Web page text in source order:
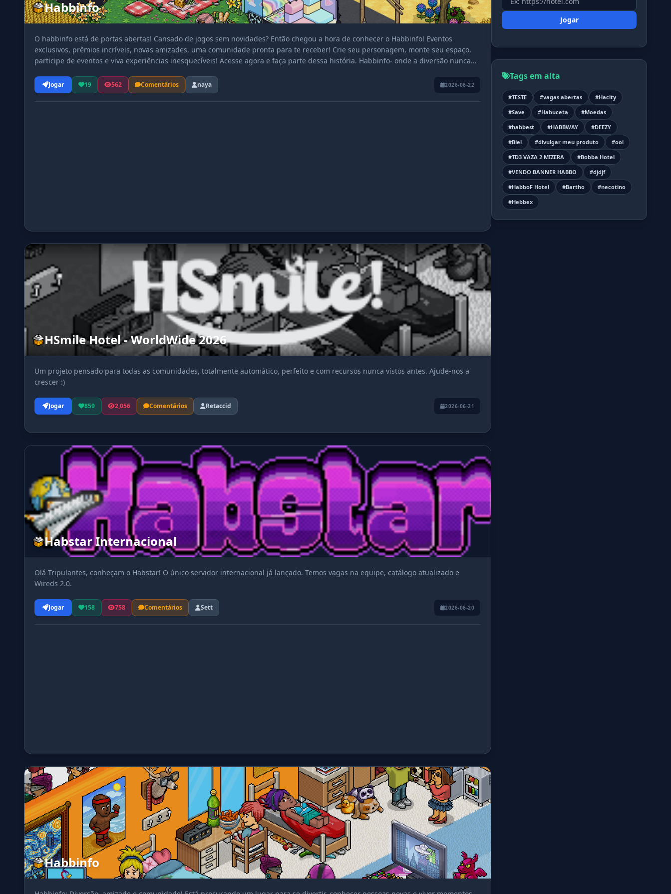
Habbinfo
O habbinfo está de portas abertas! Cansado de jogos sem novidades? Então chegou a hora de conhecer o Habbinfo! Eventos
exclusivos, prêmios incríveis, novas amizades, uma comunidade pronta para te receber! Crie seu personagem, monte seu espaço,
participe de eventos e viva experiências inesquecíveis! Acesse agora e faça parte dessa história. Habbinfo- onde a diversão nunca
Jogar 19 562 Comentários naya 2026-06-22
HSmile Hotel - WorldWide 2026
Um projeto pensado para todas as comunidades, totalmente automático, perfeito e com recursos nunca vistos antes. Ajude-nos a
crescer :)
Jogar 859 2,056 Comentários Retaccid 2026-06-21
Habstar Internacional
Olá Tripulantes, conheçam o Habstar! O único servidor internacional já lançado. Temos vagas na equipe, catálogo atualizado e
Wireds 2.0.
Jogar 158 758 Comentários Sett 2026-06-20
Habbinfo
Jogar
Tags em alta
#TESTE #vagas abertas
#Hacity
#Save
#Habuceta
#Moedas
#habbest
#HABBWAY
#DEEZY
#Biel
#divulgar meu produto
#ooi
#TD3 VAZA 2 MIZERA
#Bobba Hotel
#VENDO BANNER HABBO
#djdjf
#HabboF Hotel
#Bartho
#necotino
#Hebbex